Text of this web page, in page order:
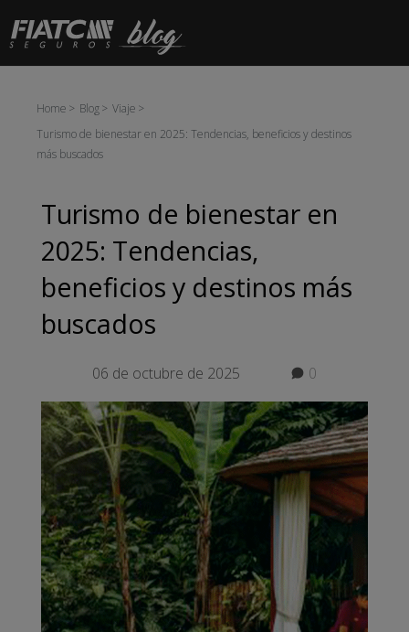
Saltar al contenido principal
Home Blog
Viaje
Turismo de bienestar en 2025: Tendencias, beneficios y destinos
más buscados
Turismo de bienestar en
2025: Tendencias,
beneficios y destinos más
buscados
06 de octubre de 2025 0